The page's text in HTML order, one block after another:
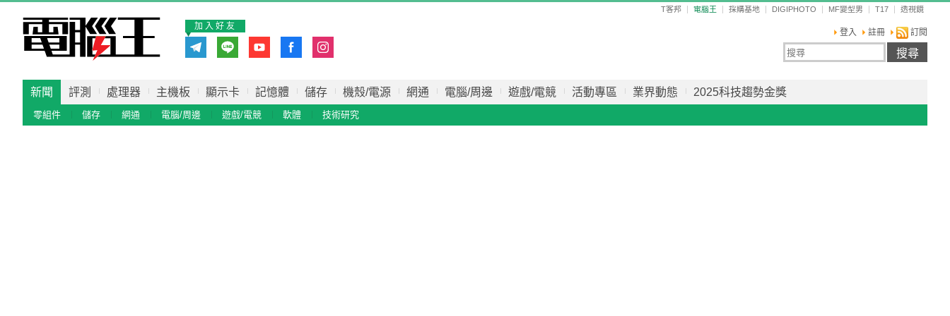
T客邦 電腦王 採購基地 DIGIPHOTO MF變型男 T17 透視鏡
登入 註冊 訂閱
加入好友
新聞 評測 處理器 主機板 顯示卡 記憶體 儲存 機殼/電源 網通 電腦/周邊 遊戲/電競 活動專區 業界動態 2025科技趨勢金獎
零組件 儲存 網通 電腦/周邊 遊戲/電競 軟體 技術研究